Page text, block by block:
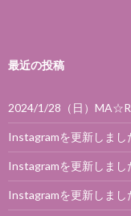
最近の投稿
2024/1/28（日）
Instagramを更新しまし
Instagramを更新しまし
Instagramを更新しまし